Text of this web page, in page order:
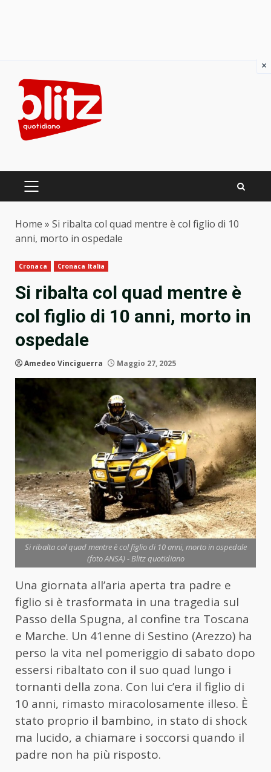
content
PRIMARY
Home » Si ribalta col quad mentre è col figlio di 10
anni, morto in ospedale
Cronaca Cronaca Italia
Si ribalta col quad mentre è
col figlio di 10 anni, morto in
ospedale
Amedeo Vinciguerra Maggio 27, 2025
Si ribalta col quad mentre è col figlio di 10 anni, morto in ospedale
(foto ANSA) - Blitz quotidiano
Una giornata all’aria aperta tra padre e
figlio si è trasformata in una tragedia sul
Passo della Spugna, al confine tra Toscana
e Marche. Un 41enne di Sestino (Arezzo) ha
perso la vita nel pomeriggio di sabato dopo
essersi ribaltato con il suo quad lungo i
tornanti della zona. Con lui c’era il figlio di
10 anni, rimasto miracolosamente illeso. È
stato proprio il bambino, in stato di shock
ma lucido, a chiamare i soccorsi quando il
padre non ha più risposto.
×